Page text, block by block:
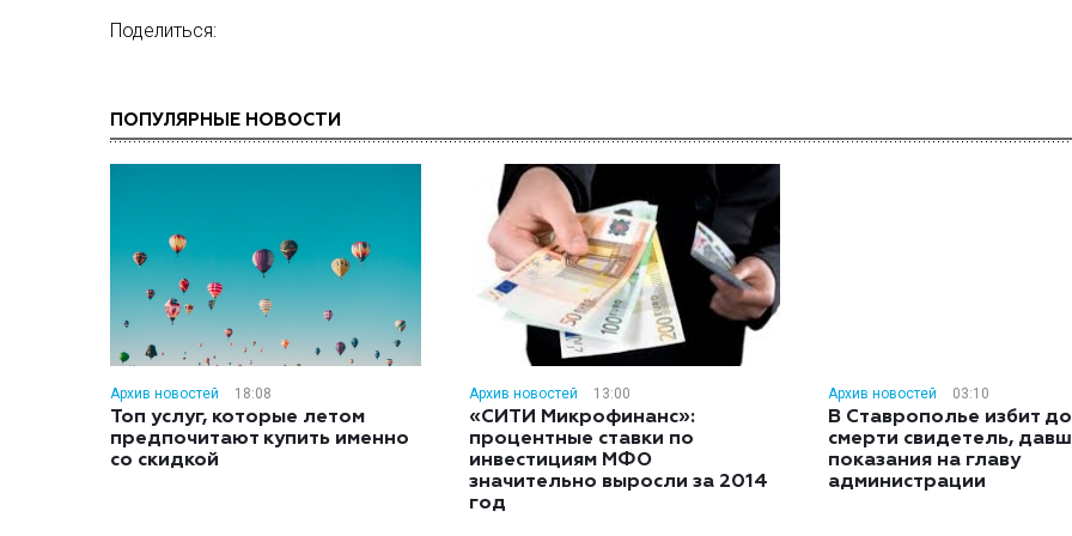
Поделиться:
ПОПУЛЯРНЫЕ НОВОСТИ
Архив новостей 18:08
Топ услуг, которые летом
предпочитают купить именно
со скидкой
Архив новостей 13:00
«СИТИ Микрофинанс»:
процентные ставки по
инвестициям МФО
значительно выросли за 2014
год
Архив новостей 03:10
В Ставрополье избит до
смерти свидетель,
показания на главу
администрации